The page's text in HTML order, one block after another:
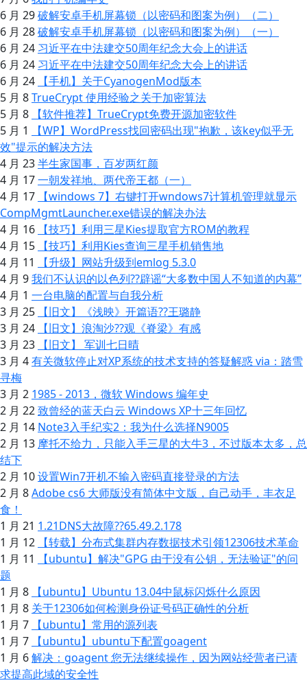
6 月 29破解安卓手机屏幕锁（以密码和图案为例）（二）
6 月 28破解安卓手机屏幕锁（以密码和图案为例）（一）
6 月 24 习近平在中法建交50周年纪念大会上的讲话
6 月 24 习近平在中法建交50周年纪念大会上的讲话
6 月 24
【手机】关于CyanogenMod版本
5 月 8TrueCrypt 使用经验之关于加密算法
5 月 8
【软件推荐】TrueCrypt免费开源加密软件
5 月 1
【WP】WordPress找回密码出现"抱歉，该key似乎无
效"提示的解决方法
4 月 23半生家国事，百岁两红颜
4 月 17一朝发祥地、两代帝王都（一）
4 月 17
【windows 7】右键打开wndows7计算机管理就显示
CompMgmtLauncher.exe错误的解决办法
4 月 16
【技巧】利用三星Kies提取官方ROM的教程
4 月 15
【技巧】利用Kies查询三星手机销售地
4 月 11
【升级】网站升级到emlog 5.3.0
4 月 9我们不认识的以色列??辟谣“大多数中国人不知道的内幕”
4 月 1 一台电脑的配置与自我分析
3 月 25
【旧文】《浅映》开篇语??王璐静
3 月 24
【旧文】浪淘沙??观《脊梁》有感
3 月 23
【旧文】 军训七日晴
3 月 4有关微软停止对XP系统的技术支持的答疑解惑 via：踏雪
寻梅
3 月 2 1985 - 2013，微软 Windows 编年史
2 月 22致曾经的蓝天白云 Windows XP十三年回忆
2 月 14 Note3入手纪实2：我为什么选择N9005
2 月 13 摩托不给力，只能入手三星的大牛3，不过版本太多，总
结下
2 月 10设置Win7开机不输入密码直接登录的方法
2 月 8Adobe cs6 大师版没有简体中文版，自己动手，丰衣足
食！
1 月 21 1.21DNS大故障??65.49.2.178
1 月 12
【转载】分布式集群内存数据技术引领12306技术革命
1 月 11
【ubuntu】解决"GPG 由于没有公钥，无法验证"的问
题
1 月 8
【ubuntu】Ubuntu 13.04中鼠标闪烁什么原因
1 月 8 关于12306如何检测身份证号码正确性的分析
1 月 7
【ubuntu】常用的源列表
1 月 7
【ubuntu】ubuntu下配置goagent
1 月 6解决：goagent 您无法继续操作，因为网站经营者已请
求提高此域的安全性